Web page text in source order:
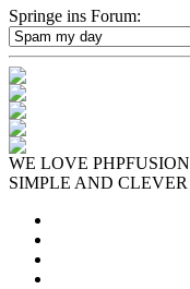
Springe ins Forum:
WE LOVE PHPFUSION
SIMPLE AND CLEVER